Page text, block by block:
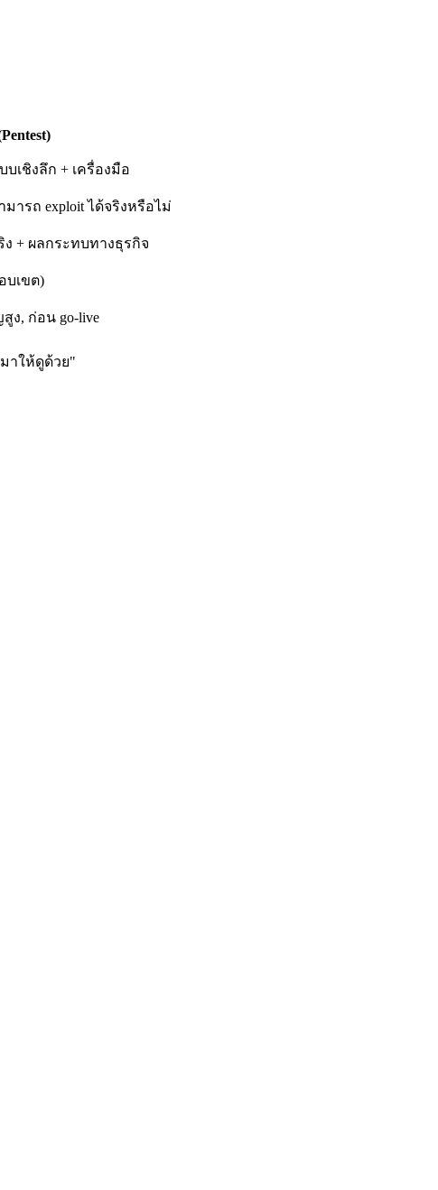
เชิงลึก + เครื่องมือ
ารถ exploit ได้จริงหรือไม่
+ ผลกระทบทางธุรกิจ
บเขต)
ง, ก่อน go-live
าให้ดูด้วย"